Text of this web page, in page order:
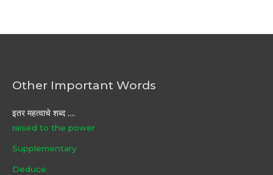
Other Important Words
इतर महत्वाचे शब्द ....
raised to the power
Supplementary
Deduce